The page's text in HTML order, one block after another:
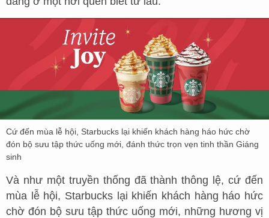
Cứ đến mùa lễ hội, Starbucks lại khiến khách hàng háo hức chờ
đón bộ sưu tập thức uống mới, đánh thức trọn vẹn tinh thần Giáng
sinh
Và như một truyền thống đã thành thông lệ, cứ đến
mùa lễ hội, Starbucks lại khiến khách hàng háo hức
chờ đón bộ sưu tập thức uống mới, những hương vị